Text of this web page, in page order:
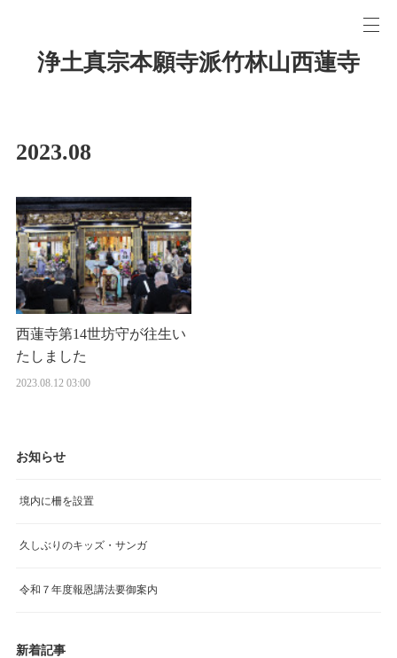
浄土真宗本願寺派竹林山西蓮寺
2023.08
西蓮寺第14世坊守が往生い
たしました
2023.08.12 03:00
お知らせ
境内に柵を設置
久しぶりのキッズ・サンガ
令和７年度報恩講法要御案内
新着記事